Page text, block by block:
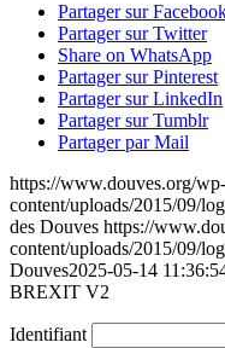
Partager sur
Partager sur Twitter
Share on WhatsApp
Partager sur Pinterest
Partager sur LinkedIn
Partager sur Tumblr
Partager par Mail
https://www.douves.org/wp-
content/uploads/2015/09/
des Douves https://
content/uploads/2015/09/
Douves2025-05-14
BREXIT V2
Identifiant